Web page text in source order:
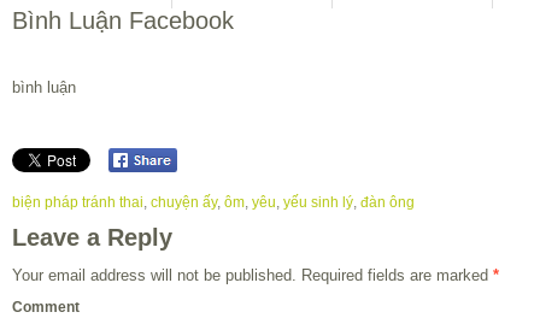
Bình Luận Facebook
bình luận
biện pháp tránh thai chuyện ấy, ôm yêu yếu sinh lý đàn ông
Leave a Reply
Your email address will not be published. Required fields are marked *
Comment